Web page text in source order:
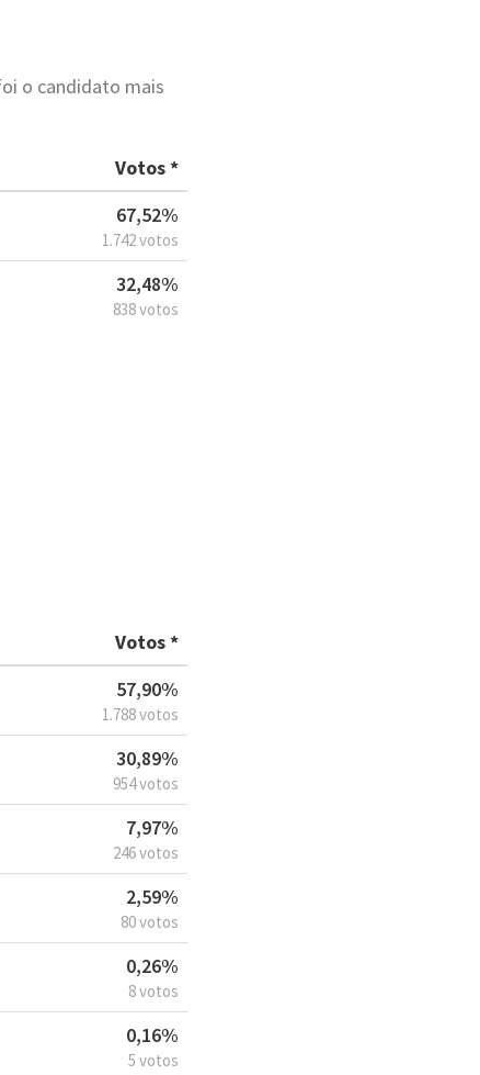
o candidato mais
Votos *
67,52%
1.742 votos
32,48%
838 votos
Votos *
57,90%
1.788 votos
30,89%
954 votos
7,97%
246 votos
2,59%
80 votos
0,26%
8 votos
0,16%
5 votos